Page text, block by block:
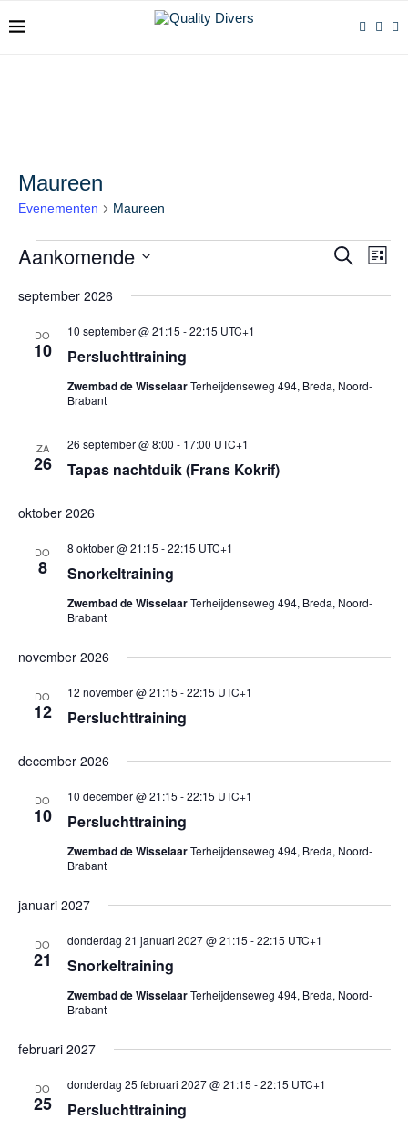
Maureen
Evenementen Maureen
Zoeken
ZOEKEN
LIJST
Aankomende
een
datum.
september 2026
DO
10 Persluchttraining
10 september @ 21:15 -22:15 UTC+1
Zwembad de WisselaarTerheijdenseweg 494, Breda, Noord-
Brabant
ZA
26 Tapas nachtduik (Frans Kokrif)
26 september @ 8:00 - 17:00 UTC+1
oktober 2026
DO
8 Snorkeltraining
8 oktober @ 21:15 -22:15 UTC+1
Zwembad de WisselaarTerheijdenseweg 494, Breda, Noord-
Brabant
november 2026
DO
12 Persluchttraining
12 november @ 21:15 -22:15 UTC+1
december 2026
DO
10 Persluchttraining
10 december @ 21:15 -22:15 UTC+1
Zwembad de WisselaarTerheijdenseweg 494, Breda, Noord-
Brabant
januari 2027
DO
21 Snorkeltraining
donderdag 21 januari 2027 @ 21:15 -22:15 UTC+1
Zwembad de WisselaarTerheijdenseweg 494, Breda, Noord-
Brabant
februari 2027
DO
25 Persluchttraining
donderdag 25 februari 2027 @ 21:15 -22:15 UTC+1